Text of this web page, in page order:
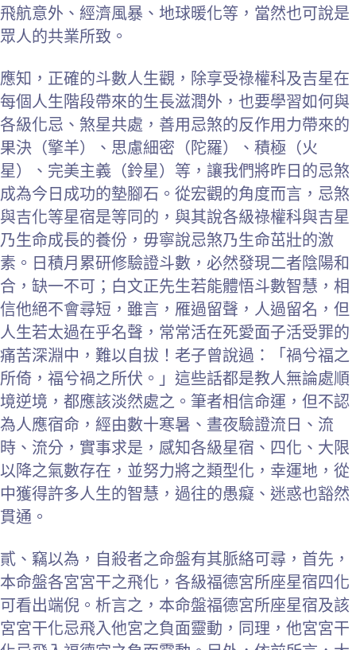
飛航意外、經濟風暴、地球暖化等，當然也可說是
眾人的共業所致。
應知，正確的斗數人生觀，除享受祿權科及吉星在
每個人生階段帶來的生長滋潤外，也要學習如何與
各級化忌、煞星共處，善用忌煞的反作用力帶來的
果決（擎羊）、思慮細密（陀羅）、積極（火
星）、完美主義（鈴星）等，讓我們將昨日的忌煞
成為今日成功的墊腳石。從宏觀的角度而言，忌煞
與吉化等星宿是等同的，與其說各級祿權科與吉星
乃生命成長的養份，毋寧說忌煞乃生命茁壯的激
素。日積月累研修驗證斗數，必然發現二者陰陽和
合，缺一不可；白文正先生若能體悟斗數智慧，相
信他絕不會尋短，雖言，雁過留聲，人過留名，但
人生若太過在乎名聲，常常活在死愛面子活受罪的
痛苦深淵中，難以自拔！老子曾說過：「禍兮福之
所倚，福兮禍之所伏。」這些話都是教人無論處順
境逆境，都應該淡然處之。筆者相信命運，但不認
為人應宿命，經由數十寒暑、晝夜驗證流日、流
時、流分，實事求是，感知各級星宿、四化、大限
以降之氣數存在，並努力將之類型化，幸運地，從
中獲得許多人生的智慧，過往的愚癡、迷惑也豁然
貫通。
貳、竊以為，自殺者之命盤有其脈絡可尋，首先，
本命盤各宮宮干之飛化，各級福德宮所座星宿四化
可看出端倪。析言之，本命盤福德宮所座星宿及該
宮宮干化忌飛入他宮之負面靈動，同理，他宮宮干